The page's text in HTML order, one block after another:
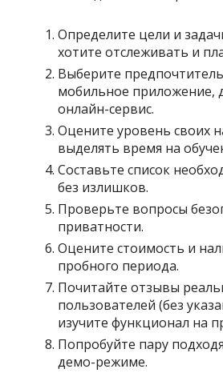
Определите цели и
хотите отслеживать и
Выберите
мобильное приложение,
онлайн-сервис.
Оцените уровень своих
выделять время на
Составьте список
без излишков.
Проверьте вопросы
приватности.
Оцените стоимость и
пробного периода.
Почитайте отзывы
пользователей (без
изучите функционал на
Попробуйте пару
демо-режиме.